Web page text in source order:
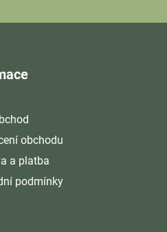
obchodu
a platba
podmínky